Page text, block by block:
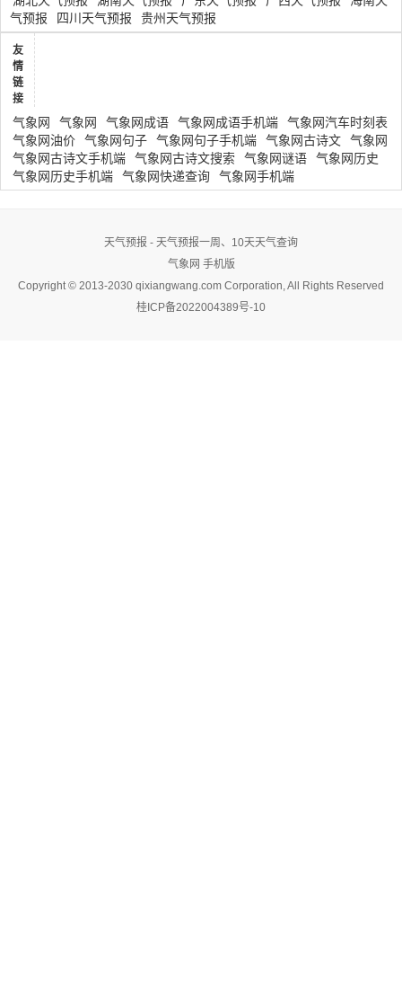
气预报
四川天气预报 贵州天气预报
友
情
链
接
气象网 气象网 气象网成语 气象网成语手机端
气象网汽车时刻表
气象网油价
气象网句子 气象网句子手机端 气象网古诗文
气象网
气象网古诗文手机端
气象网古诗文搜索 气象网谜语
气象网历史
气象网历史手机端
气象网快递查询 气象网手机端
天气预报 - 天气预报一周、10天天气查询
气象网 手机版
Copyright © 2013-2030 qixiangwang.com Corporation, All Rights Reserved
桂ICP备2022004389号-10